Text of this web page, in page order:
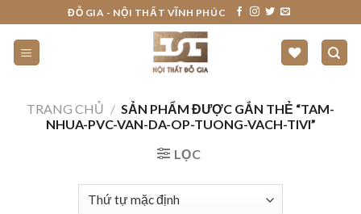
to
content
ĐỖ GIA - NỘI THẤT VĨNH PHÚC
TRANG CHỦ / SẢN PHẨM ĐƯỢC GẮN THẺ “TAM-
NHUA-PVC-VAN-DA-OP-TUONG-VACH-TIVI”
LỌC